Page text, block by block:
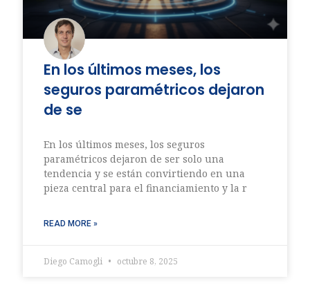
En los últimos meses, los
seguros paramétricos dejaron
de se
En los últimos meses, los seguros
paramétricos dejaron de ser solo una
tendencia y se están convirtiendo en una
pieza central para el financiamiento y la r
READ MORE »
Diego Camogli octubre 8, 2025